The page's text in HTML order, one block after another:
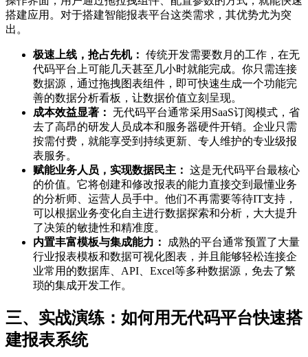
搭建应用。对于搭建智能报表平台这类需求，其优势尤为突
出。
极速上线，抢占先机： 传统开发需要数月的工作，在无
代码平台上可能几天甚至几小时就能完成。你只需连接
数据源，通过拖拽图表组件，即可快速生成一个功能完
善的数据分析看板，让数据价值立刻呈现。
成本效益显著： 无代码平台通常采用SaaS订阅模式，省
去了高昂的研发人员成本和服务器硬件开销。企业只需
按需付费，就能享受到持续更新、专人维护的专业级报
表服务。
赋能业务人员，实现数据民主： 这是无代码平台最核心
的价值。它将创建和修改报表的能力直接交到最懂业务
的分析师、运营人员手中。他们不再需要等待IT支持，
可以根据业务变化自主进行数据探索和分析，大大提升
了决策的敏捷性和精准度。
内置丰富模板与集成能力：
成熟的平台通常预置了大量
行业报表模板和数据可视化图表，并且能够轻松连接企
业常用的数据库、API、Excel等多种数据源，免去了繁
琐的集成开发工作。
三、实战演练：如何用无代码平台快速搭
建报表系统